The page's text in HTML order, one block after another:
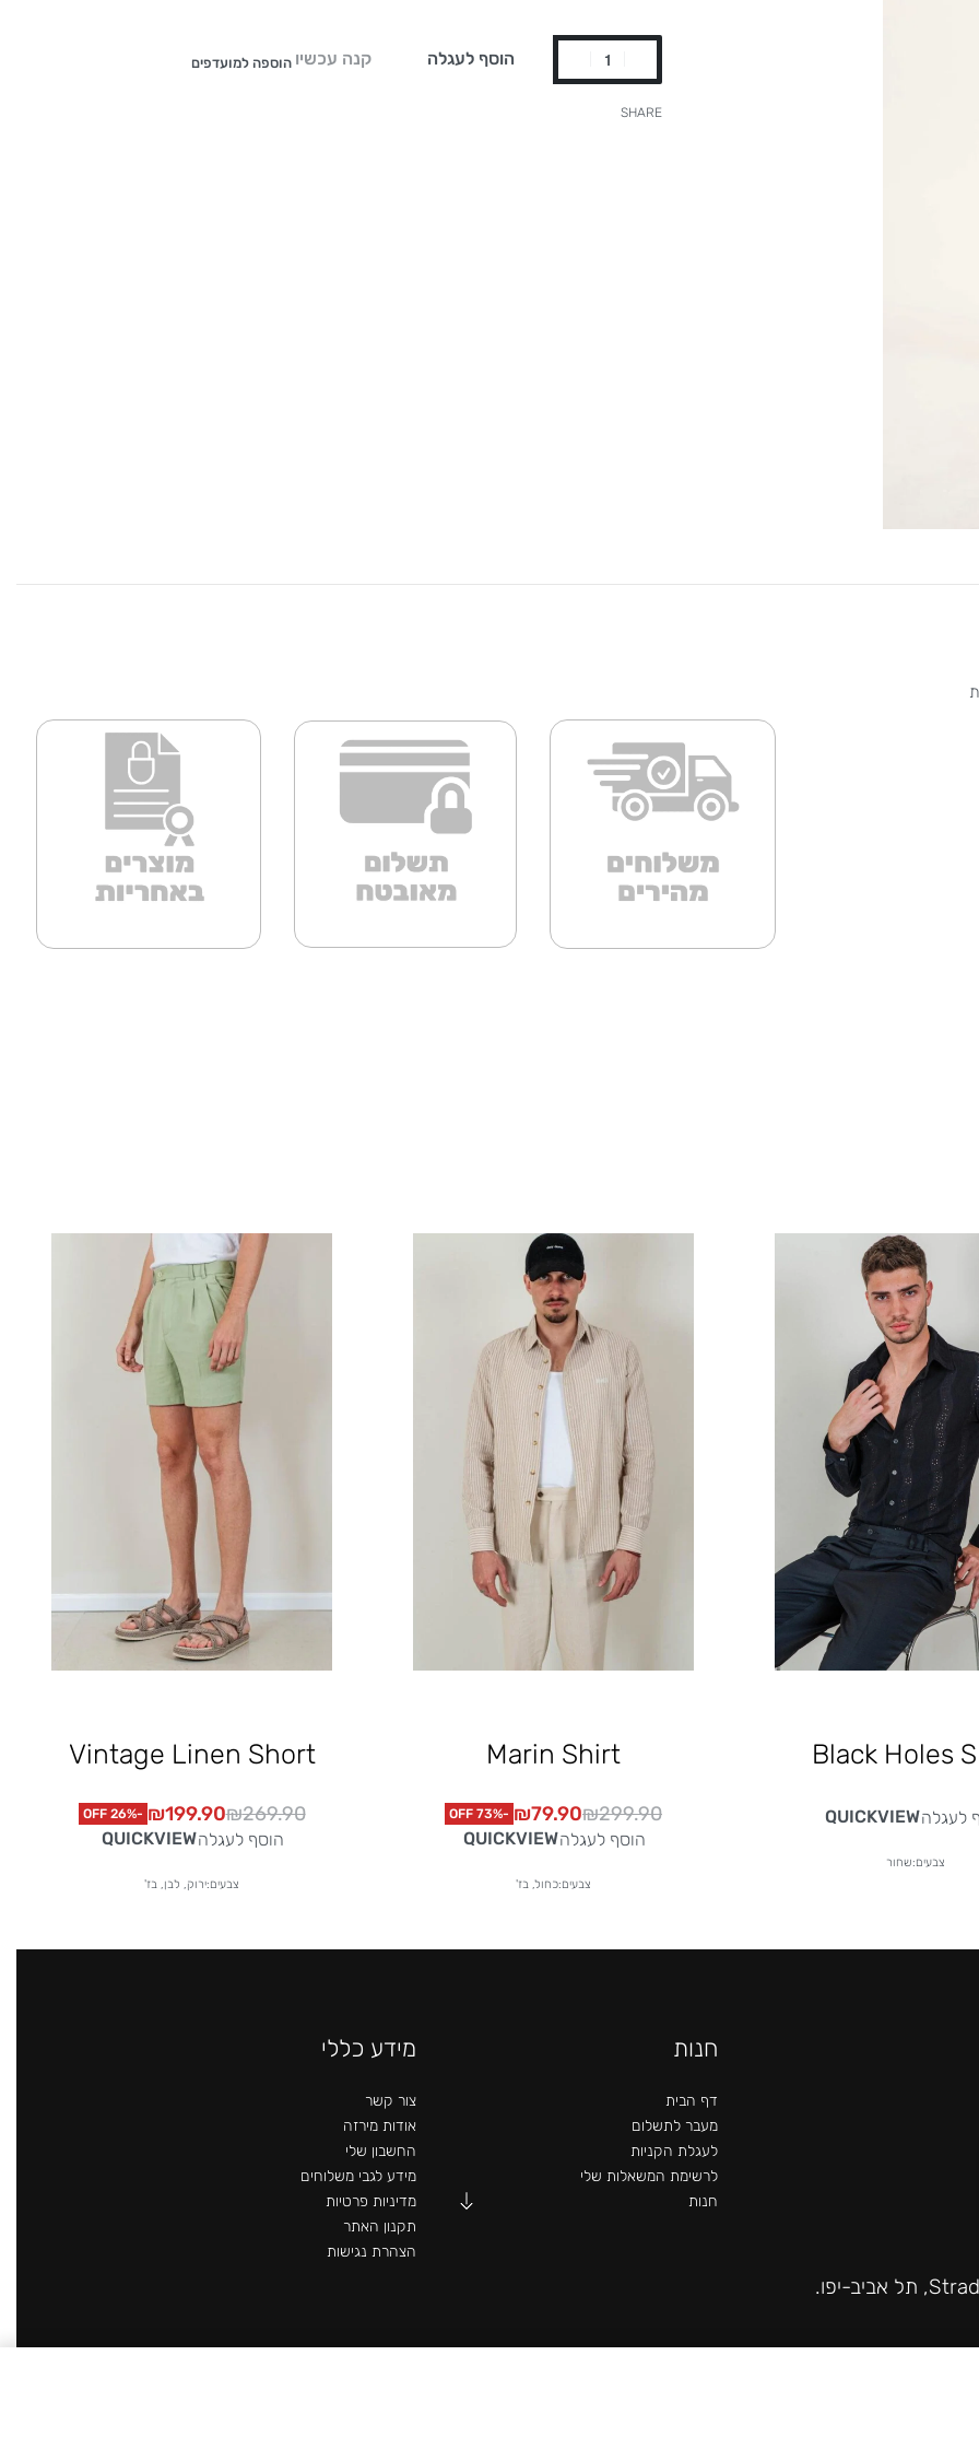
הוסף לעגלה קנה עכשיו הוספה למועדפים
SHARE
Black Holes
לעגלהQUICKVIEW
צבעים:שחור
Marin Shirt
₪299.90
₪79.90
-73% OFF
הוסף לעגלהQUICKVIEW
צבעים:כחול, בז'
Vintage Linen Short
₪269.90
₪199.90
-26% OFF
הוסף לעגלהQUICKVIEW
צבעים:ירוק, לבן, בז'
חנות
דף הבית
מעבר לתשלום
לעגלת הקניות
לרשימת המשאלות שלי
חנות
מידע כללי
צור קשר
אודות מירזה
החשבון שלי
מידע לגבי משלוחים
מדיניות פרטיות
תקנון האתר
הצהרת נגישות